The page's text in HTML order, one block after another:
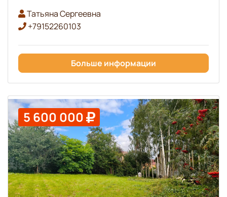
Татьяна Сергеевна
+79152260103
Больше информации
5 600 000